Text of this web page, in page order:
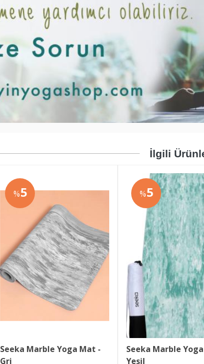
İlgili
%5
Seeka Marble Yoga Mat -
Gri
%5
Seeka Marble
Yeşil